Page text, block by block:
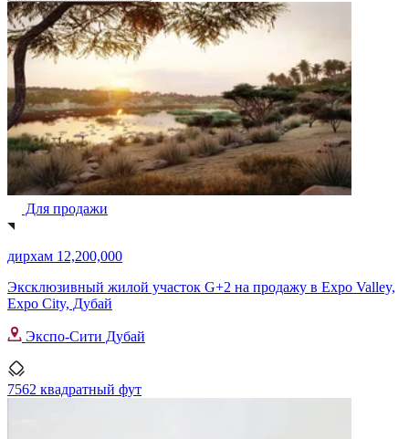
Для продажи
дирхам 12,200,000
Эксклюзивный жилой участок G+2 на продажу в Expo Valley,
Expo City, Дубай
Экспо-Сити Дубай
7562 квадратный фут